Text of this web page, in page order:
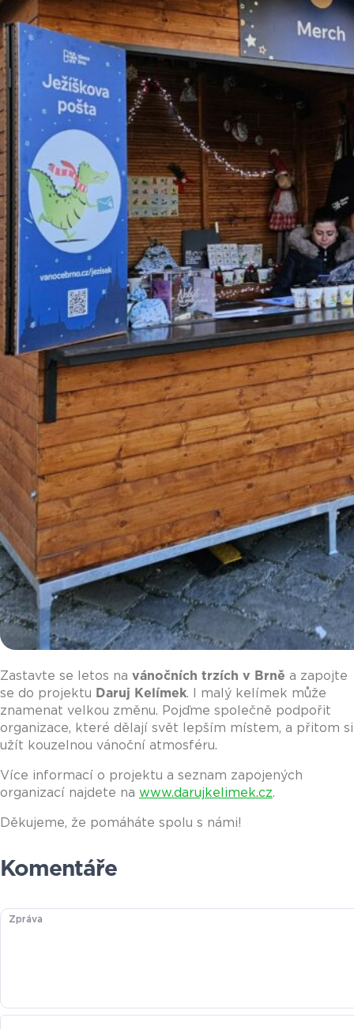
Zastavte se letos na vánočních trzích v Brně a zapojte
se do projektu Daruj Kelímek. I malý kelímek může
znamenat velkou změnu. Pojďme společně podpořit
organizace, které dělají svět lepším místem, a přitom si
užít kouzelnou vánoční atmosféru.
Více informací o projektu a seznam zapojených
organizací najdete na www.darujkelimek.cz.
Děkujeme, že pomáháte spolu s námi!
Komentáře